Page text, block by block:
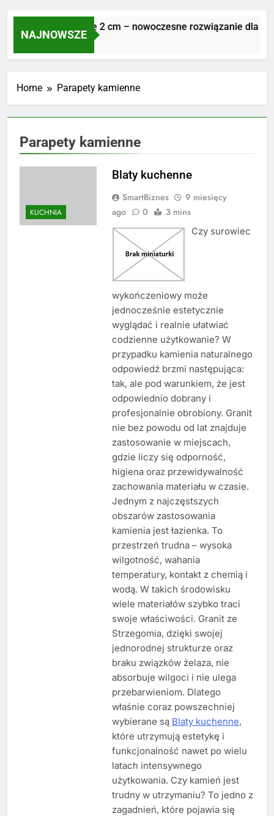
NAJNOWSZE
Płyty tarasowe 2 cm – nowoczesne rozwiązanie dla
7 Dni Ago
Home Parapety kamienne
Parapety kamienne
KUCHNIA
Blaty kuchenne
SmartBiznes
9 miesięcy
ago
0 3 mins
Czy surowiec
wykończeniowy może
jednocześnie estetycznie
wyglądać i realnie ułatwiać
codzienne użytkowanie? W
przypadku kamienia naturalnego
odpowiedź brzmi następująca:
tak, ale pod warunkiem, że jest
odpowiednio dobrany i
profesjonalnie obrobiony. Granit
nie bez powodu od lat znajduje
zastosowanie w miejscach,
gdzie liczy się odporność,
higiena oraz przewidywalność
zachowania materiału w czasie.
Jednym z najczęstszych
obszarów zastosowania
kamienia jest łazienka. To
przestrzeń trudna – wysoka
wilgotność, wahania
temperatury, kontakt z chemią i
wodą. W takich środowisku
wiele materiałów szybko traci
swoje właściwości. Granit ze
Strzegomia, dzięki swojej
jednorodnej strukturze oraz
braku związków żelaza, nie
absorbuje wilgoci i nie ulega
przebarwieniom. Dlatego
właśnie coraz powszechniej
wybierane są Blaty kuchenne,
które utrzymują estetykę i
funkcjonalność nawet po wielu
latach intensywnego
użytkowania. Czy kamień jest
trudny w utrzymaniu? To jedno z
zagadnień, które pojawia się